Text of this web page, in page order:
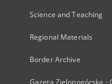
Science and Teaching
Regional Materials
Border Archive
Gazeta Zielonogórska -